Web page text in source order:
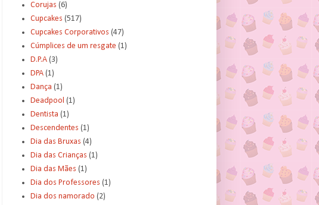
Corujas (6)
Cupcakes (517)
Cupcakes Corporativos (47)
Cúmplices de um resgate (1)
D.P.A (3)
DPA (1)
Dança (1)
Deadpool (1)
Dentista (1)
Descendentes (1)
Dia das Bruxas (4)
Dia das Crianças (1)
Dia das Mães (1)
Dia dos Professores (1)
Dia dos namorado (2)